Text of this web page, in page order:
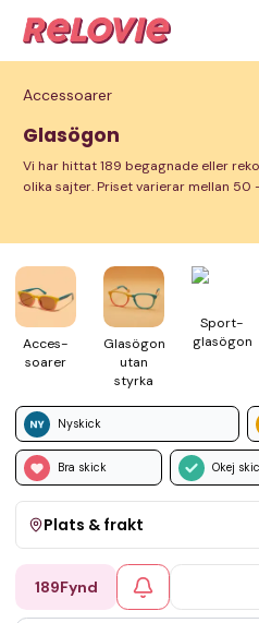
Accessoarer
Glasögon
Vi har hittat 189 begagnade eller
olika sajter. Priset varierar mellan 50
Acces­
soarer
Glasögon
utan
styrka
Sport­
glasögon
Nyskick
Bra skick Okej
Plats & frakt
Visa allt Kan skickas
189Fynd